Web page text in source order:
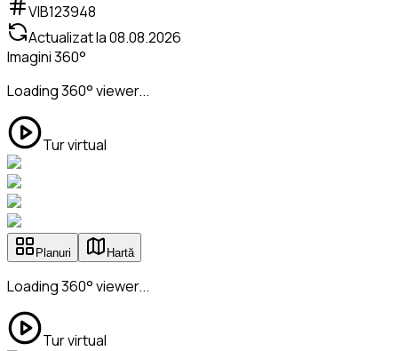
VIB123948
Actualizat la08.08.2026
Imagini 360°
Loading 360° viewer...
Tur virtual
Planuri Hartă
Loading 360° viewer...
Tur virtual